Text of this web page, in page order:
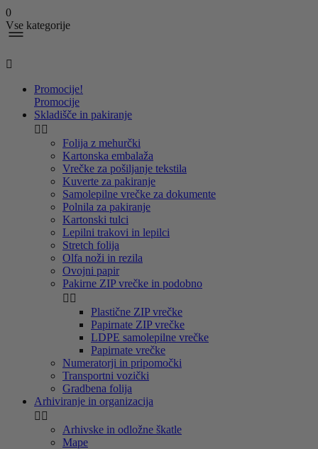
0
Vse kategorije

Promocije!
Promocije
Skladišče in pakiranje
 
Folija z mehurčki
Kartonska embalaža
Vrečke za pošiljanje tekstila
Kuverte za pakiranje
Samolepilne vrečke za dokumente
Polnila za pakiranje
Kartonski tulci
Lepilni trakovi in lepilci
Stretch folija
Olfa noži in rezila
Ovojni papir
Pakirne ZIP vrečke in podobno
 
Plastične ZIP vrečke
Papirnate ZIP vrečke
LDPE samolepilne vrečke
Papirnate vrečke
Numeratorji in pripomočki
Transportni vozički
Gradbena folija
Arhiviranje in organizacija
 
Arhivske in odložne škatle
Mape